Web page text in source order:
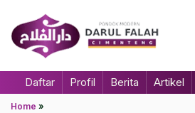
Daftar Profil Berita Artikel
Home »